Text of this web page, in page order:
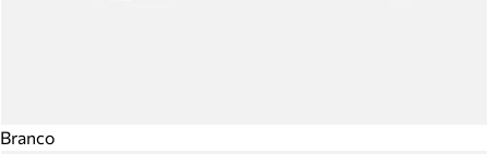
Branco